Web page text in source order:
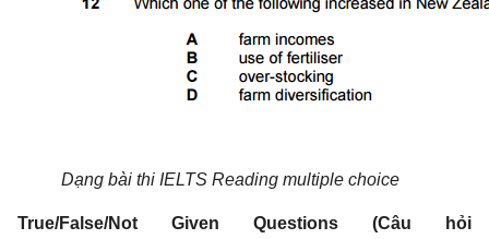
Dạng bài thi IELTS Reading multiple choice
True/False/Not Given Questions (Câu hỏi